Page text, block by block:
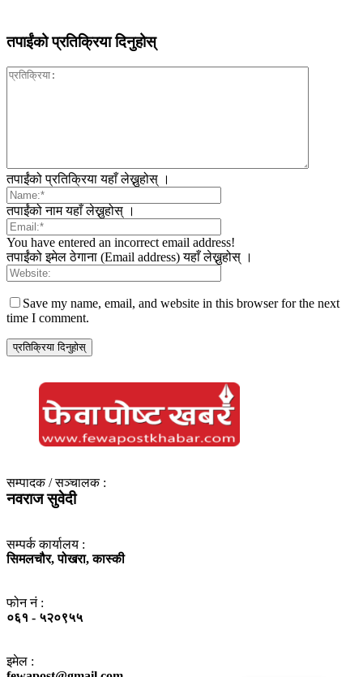
तपाईंको प्रतिक्रिया दिनुहोस्
तपाईंको प्रतिक्रिया यहाँ लेख्नुहोस् ।
तपाईंको नाम यहाँ लेख्नुहोस् ।
You have entered an incorrect email address!
तपाईंको इमेल ठेगाना (Email address) यहाँ लेख्नुहोस् ।
Save my name, email, and website in this browser for the next
time I comment.
सम्पादक / सञ्‍चालक :
नवराज सुवेदी
सम्पर्क कार्यालय :
सिमलचौर, पोखरा, कास्की
फोन नं‌ :
०६१ - ५२०९५५
इमेल :